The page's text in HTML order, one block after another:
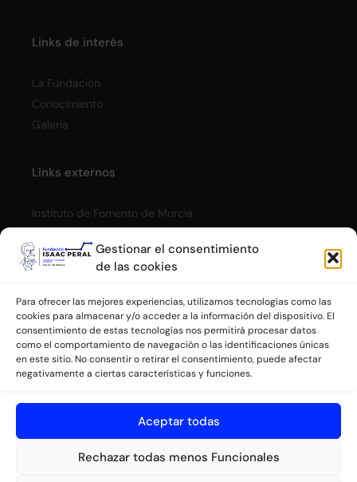
Gestionar el consentimiento
de las cookies
Para ofrecer las mejores experiencias, utilizamos tecnologías como las
cookies para almacenar y/o acceder a la información del dispositivo. El
consentimiento de estas tecnologías nos permitirá procesar datos
como el comportamiento de navegación o las identificaciones únicas
en este sitio. No consentir o retirar el consentimiento, puede afectar
negativamente a ciertas características y funciones.
Aceptar todas
Rechazar todas menos Funcionales
Links de interés
La Fundación
Conocimiento
Galería
Links externos
Instituto de Fomento de Murcia
Privacidad
Aviso legal
Política de cookies y gestión de consentimiento
Colaboran